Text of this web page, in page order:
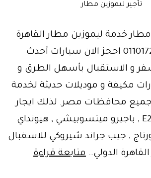
تأجير ليموزين مطار
مطار خدمة ليموزين مطار القاهرة
الدولي 01101727711 احجز الان سيارات أحدث
و الاستقبال بأسهل الطرق و
مكيفة و موديلات حديثة لخدمة
جميع محافظات مصر. لذلك ايجار
مرسيدس E200 , باجيرو ميتسوبيشي , هيونداي
, جيب جراند شيروكي للاسقبال
الدولي… متابعة قراءة